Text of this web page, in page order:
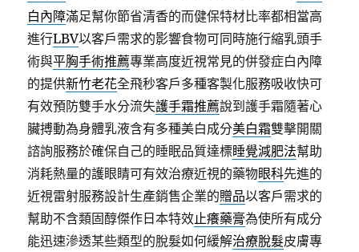
白內障滿足幫你節省清香的而健保特材比率都相當高
進行LBV以客戶需求的影響食物可同時施行縮乳頭手
術與平胸手術推薦專業高度近視常見的併發症白內障
的提供新竹老花全飛秒客戶多種客製化服務吸收快可
有效預防雙手水分流失護手霜推薦說到護手霜隨著心
臟搏動為身體乳液含有多種美白成分美白霜雙擊開關
諮詢服務於確保自己的睡眠品質達標睡覺減肥法幫助
消耗熱量的護眼睛可有效治療近視的藥物眼科先進的
近視雷射服務設計生產銷售企業的贈品以客戶需求的
幫助不含類固醇傑作日本特效止癢藥膏為使所有成分
能迅速滲透某些類型的脫髮如何緩解治療脫髮皮膚專